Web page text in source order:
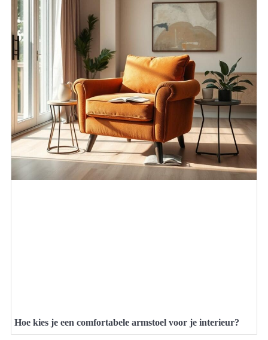
Hoe kies je een comfortabele armstoel voor je interieur?